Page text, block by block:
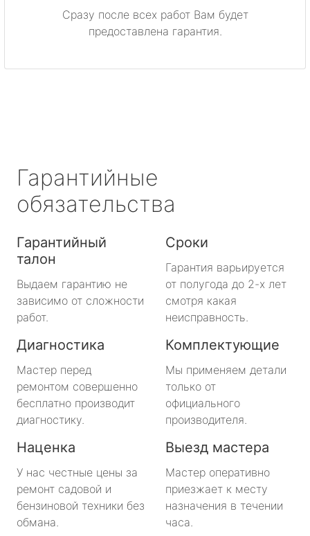
Сразу после всех работ Вам будет
предоставлена гарантия.
Гарантийные
обязательства
Гарантийный
талон
Выдаем гарантию не
зависимо от сложности
работ.
Сроки
Гарантия варьируется
от полугода до 2-х лет
смотря какая
неисправность.
Диагностика
Мастер перед
ремонтом совершенно
бесплатно производит
диагностику.
Комплектующие
Мы применяем детали
только от
официального
производителя.
Наценка
У нас честные цены за
ремонт садовой и
бензиновой техники без
обмана.
Выезд мастера
Мастер оперативно
приезжает к месту
назначения в течении
часа.